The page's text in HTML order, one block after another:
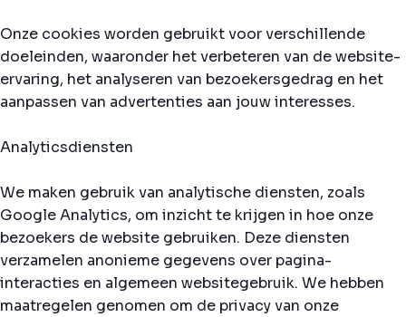
Onze cookies worden gebruikt voor verschillende
doeleinden, waaronder het verbeteren van de website-
ervaring, het analyseren van bezoekersgedrag en het
aanpassen van advertenties aan jouw interesses.
Analyticsdiensten
We maken gebruik van analytische diensten, zoals
Google Analytics, om inzicht te krijgen in hoe onze
bezoekers de website gebruiken. Deze diensten
verzamelen anonieme gegevens over pagina-
interacties en algemeen websitegebruik. We hebben
maatregelen genomen om de privacy van onze